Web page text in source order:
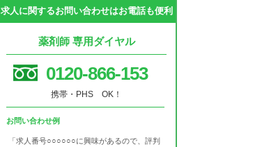
求人に関するお問い合わせはお電話も便利
薬剤師 専用ダイヤル
0120-866-153
携帯・PHS OK！
お問い合わせ例
「求人番号○○○○○○に興味があるので、評判